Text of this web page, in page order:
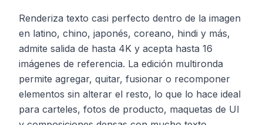
Renderiza texto casi perfecto dentro de la imagen
en latino, chino, japonés, coreano, hindi y más,
admite salida de hasta 4K y acepta hasta 16
imágenes de referencia. La edición multironda
permite agregar, quitar, fusionar o recomponer
elementos sin alterar el resto, lo que lo hace ideal
para carteles, fotos de producto, maquetas de UI